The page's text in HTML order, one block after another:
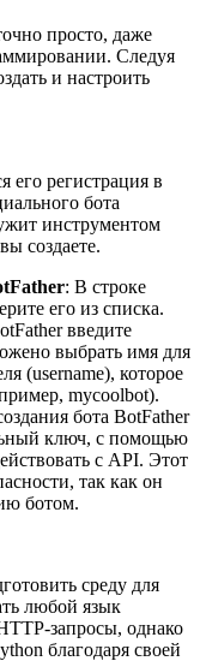
просто, даже
Следуя
и настроить
его регистрация в
бота
инструментом
создаете.
: В строке
его из списка.
введите
выбрать имя для
(username), которое
mycoolbot).
бота BotFather
ключ, с помощью
с API. Этот
так как он
ботом.
среду для
любой язык
запросы, однако
благодаря своей